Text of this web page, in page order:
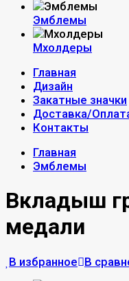
Эмблемы
Мхолдеры
Главная
Дизайн
Закатные значки
Доставка/
Контакты
Главная
Эмблемы
Вкладыш
медали
В избранное В